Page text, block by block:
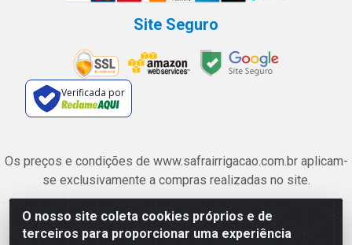
O nosso site coleta cookies próprios e de
terceiros para proporcionar uma experiência
Site Seguro
Verificada por
Os preços e condições de www.safrairrigacao.com.br aplicam-
se exclusivamente a compras realizadas no site.
Safra Agrícola e Pecuária LTDA - Avenida Castelo Branco, 5330 -